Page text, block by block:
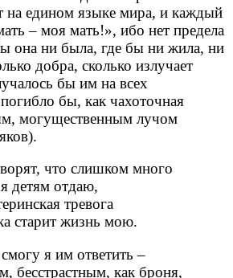
на едином языке мира, и каждый
– моя мать!», ибо нет предела
она ни была, где бы ни жила, ни
добра, сколько излучает
бы им на всех
бы, как чахоточная
могущественным лучом
что слишком много
отдаю,
тревога
жизнь мою.
я им ответить –
как броня,